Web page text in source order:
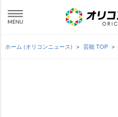
ホーム (オリコンニュース) 芸能 TOP